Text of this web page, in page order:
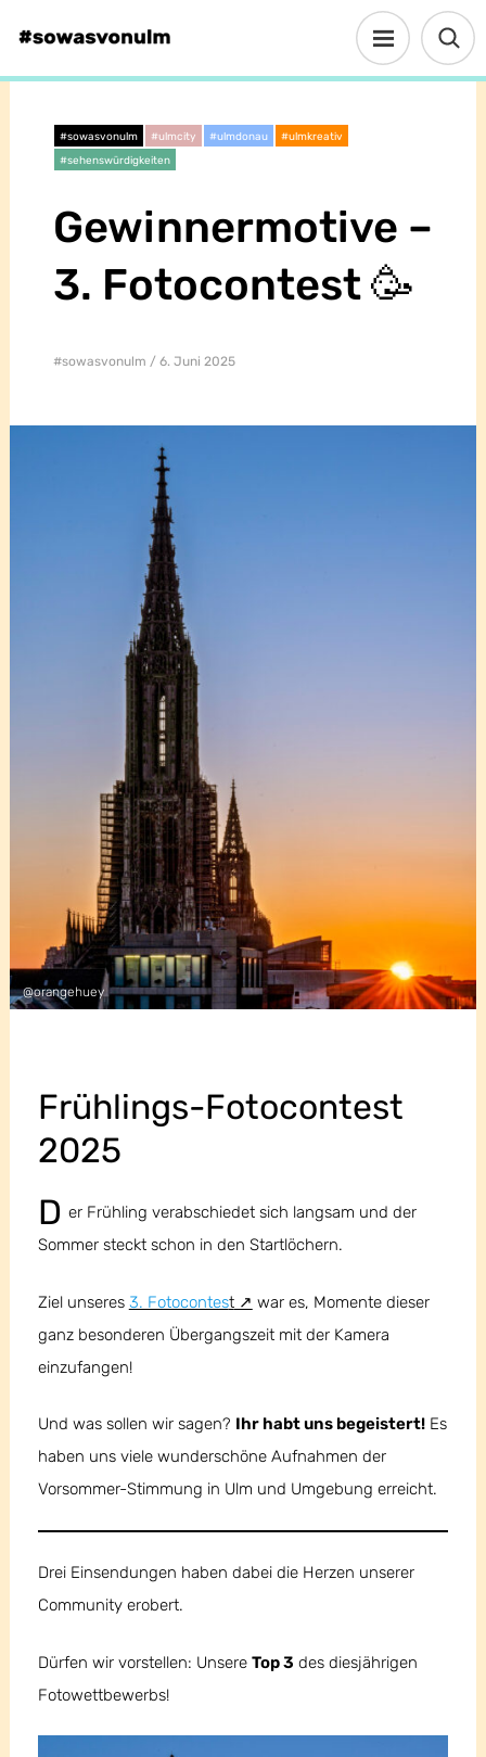
#sowasvonulm #ulmcity #ulmdonau
#ulmkreativ
#sehenswürdigkeiten
Gewinnermotive –
3. Fotocontest 🥳
#sowasvonulm 6. Juni 2025
@orangehuey
Frühlings-Fotocontest
2025
D er Frühling verabschiedet sich langsam und der
Sommer steckt schon in den Startlöchern.
Ziel unseres 3. Fotocontest
war es, Momente dieser
ganz besonderen Übergangszeit mit der Kamera
einzufangen!
Und was sollen wir sagen? Ihr habt uns begeistert!Es
haben uns viele wunderschöne Aufnahmen der
Vorsommer-Stimmung in Ulm und Umgebung erreicht.
Drei Einsendungen haben dabei die Herzen unserer
Community erobert.
Dürfen wir vorstellen: Unsere Top 3 des diesjährigen
Fotowettbewerbs!